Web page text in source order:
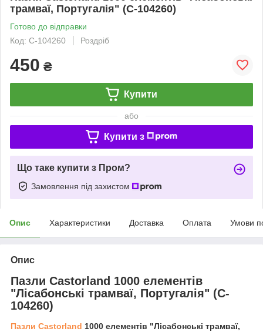
трамваї, Португалія" (C-104260)
Готово до відправки
Код: C-104260
Роздріб
450 ₴
Купити
або
Купити з
Що таке купити з Пром?
Замовлення під захистом
Опис Характеристики Доставка Оплата Умови
Опис
Пазли Castorland 1000 елементів
"Лісабонські трамваї, Португалія" (C-
104260)
Пазли Castorland 1000 елементів "Лісабонські трамваї,